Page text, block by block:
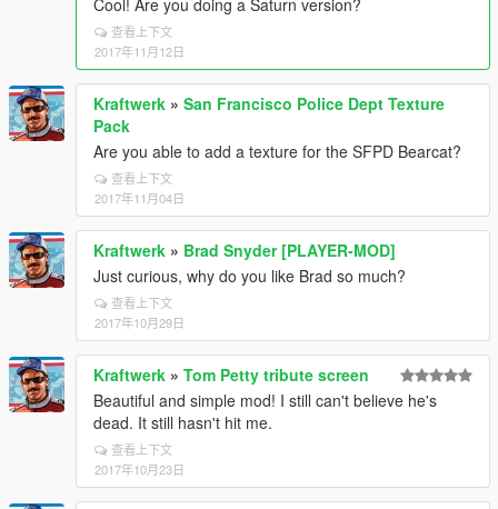
Cool! Are you doing a Saturn version?
查看上下文
2017年11月12日
Kraftwerk » San Francisco Police Dept Texture
Pack
Are you able to add a texture for the SFPD Bearcat?
查看上下文
2017年11月04日
Kraftwerk » Brad Snyder [PLAYER-MOD]
Just curious, why do you like Brad so much?
查看上下文
2017年10月29日
Kraftwerk » Tom Petty tribute screen
Beautiful and simple mod! I still can't believe he's
dead. It still hasn't hit me.
查看上下文
2017年10月23日